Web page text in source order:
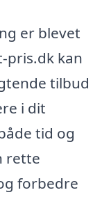
er blevet
pris.dk kan
tilbud
i dit
tid og
rette
forbedre